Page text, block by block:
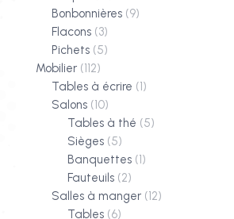
Bonbonnières (9)
Flacons (3)
Pichets (5)
Mobilier (112)
Tables à écrire (1)
Salons (10)
Tables à thé (5)
Sièges (5)
Banquettes (1)
Fauteuils (2)
Salles à manger (12)
Tables (6)